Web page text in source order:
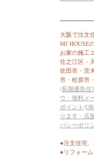
大阪で注文
MJ HOUSE
お家の施工
住之江区・
吹田市・茨
市・松原市
/長期優良住
ウ・無料メ
ポイント/
ります・店
バシーポリ
●注文住宅
●リフォー